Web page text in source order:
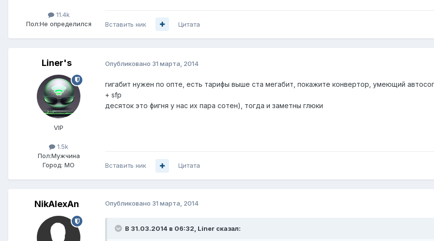
11.4k
Пол:Не определился Вставить ник Цитата
Liner's
VIP
1.5k
Пол:Мужчина
Город: МО
Опубликовано 31 марта, 2014
гигабит нужен по опте, есть тарифы выше ста мегабит, покажите конвертор, умеющий
+ sfp
десяток это фигня у нас их пара сотен), тогда и заметны глюки
Вставить ник Цитата
NikAlexAn Опубликовано 31 марта, 2014
В 31.03.2014 в 06:32, Liner сказал: